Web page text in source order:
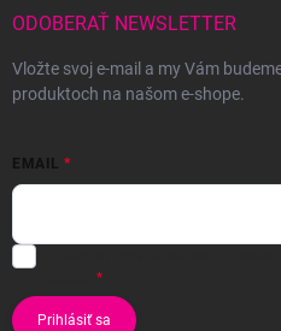
ODOBERAŤ NEWSLETTER
Vložte svoj e-mail a my Vám
produktoch na našom e-shope.
EMAIL
Prihlásiť sa